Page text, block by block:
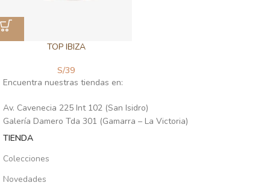
TOP IBIZA
S/39
Encuentra nuestras tiendas en:
Av. Cavenecia 225 Int 102 (San Isidro)
Galería Damero Tda 301 (Gamarra – La Victoria)
TIENDA
Colecciones
Novedades